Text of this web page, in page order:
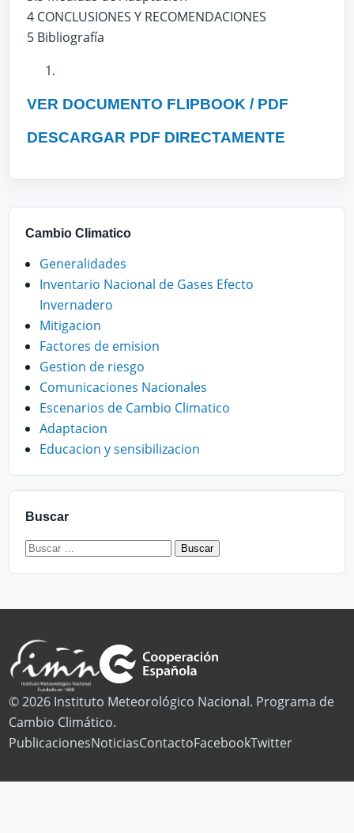
4 CONCLUSIONES Y RECOMENDACIONES
5 Bibliografía
VER DOCUMENTO FLIPBOOK / PDF
DESCARGAR PDF DIRECTAMENTE
Cambio Climatico
Generalidades
Inventario Nacional de Gases Efecto
Invernadero
Mitigacion
Factores de emision
Gestion de riesgo
Comunicaciones Nacionales
Escenarios de Cambio Climatico
Adaptacion
Educacion y sensibilizacion
Buscar
Buscar:
© 2026 Instituto Meteorológico Nacional. Programa de
Cambio Climático.
PublicacionesNoticiasContactoFacebookTwitter